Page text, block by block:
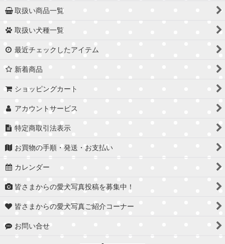
取扱い商品一覧
取扱い犬種一覧
最近チェックしたアイテム
新着商品
ショッピングカート
アカウントサービス
特定商取引法表示
お買物の手順・発送・お支払い
カレンダー
皆さまからの愛犬写真投稿を募集中！
皆さまからの愛犬写真ご紹介コーナー
お問い合せ